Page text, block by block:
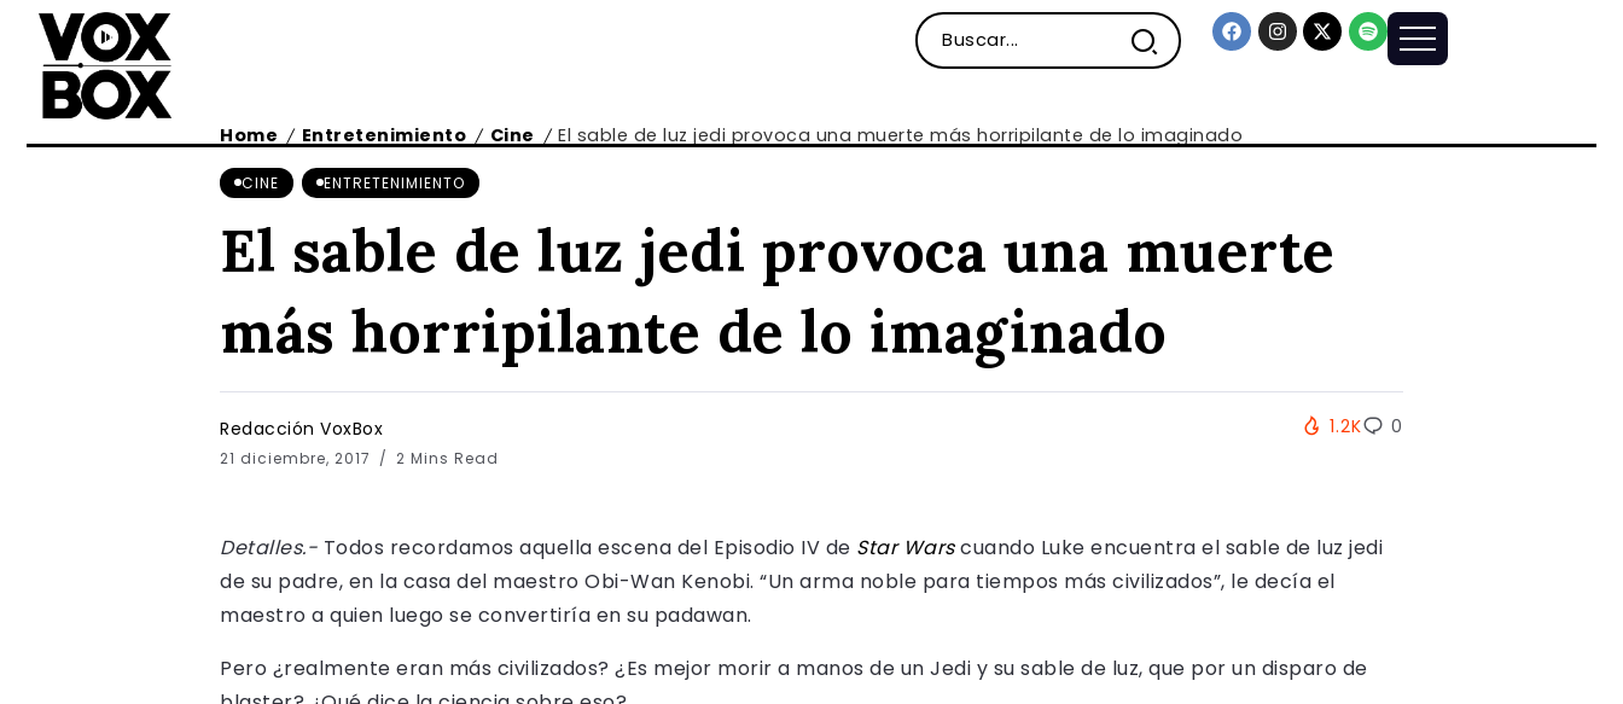
Home / Entretenimiento / Cine / El sable de luz jedi provoca una muerte más horripilante de lo imaginado
CINE ENTRETENIMIENTO
El sable de luz jedi provoca una muerte
más horripilante de lo imaginado
Redacción VoxBox
21 diciembre, 2017 2 Mins Read
1.2K 0
Detalles.- Todos recordamos aquella escena del Episodio IV de Star Warscuando Luke encuentra el sable de luz jedi
de su padre, en la casa del maestro Obi-Wan Kenobi. “Un arma noble para tiempos más civilizados”, le decía el
maestro a quien luego se convertiría en su padawan.
Pero ¿realmente eran más civilizados? ¿Es mejor morir a manos de un Jedi y su sable de luz, que por un disparo de